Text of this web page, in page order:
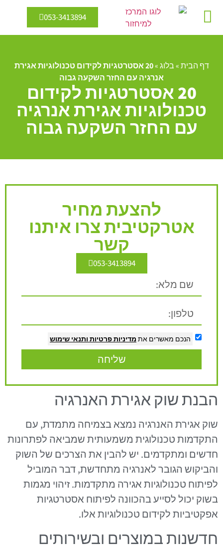
053-3413894
דף הבית»בלוג»
20 אסטרטגיות לקידום טכנולוגיות אגירת
אנרגיה עם החזר השקעה גבוה
20 אסטרטגיות לקידום
טכנולוגיות אגירת אנרגיה
עם החזר השקעה גבוה
להצעת מחיר
אטרקטיבית צרו איתנו
קשר
053-3413894
הנכם מאשרים את מדיניות פרטיות ותנאי שימוש
שליחה
הבנת שוק אגירת האנרגיה
שוק אגירת האנרגיה נמצא בצמיחה מתמדת, עם
התקדמות טכנולוגית משמעותית שמביאה לפתרונות
חדשים ומתקדמים. יש להבין את הצרכים של השוק
והביקוש הגובר לאנרגיה מתחדשת, דבר המוביל
לפיתוח טכנולוגיות אגירה מתקדמות. זיהוי מגמות
בשוק יכול לסייע בהכוונה לפיתוח אסטרטגיות
אפקטיביות לקידום טכנולוגיות אלו.
חדשנות במוצרים ובשירותים